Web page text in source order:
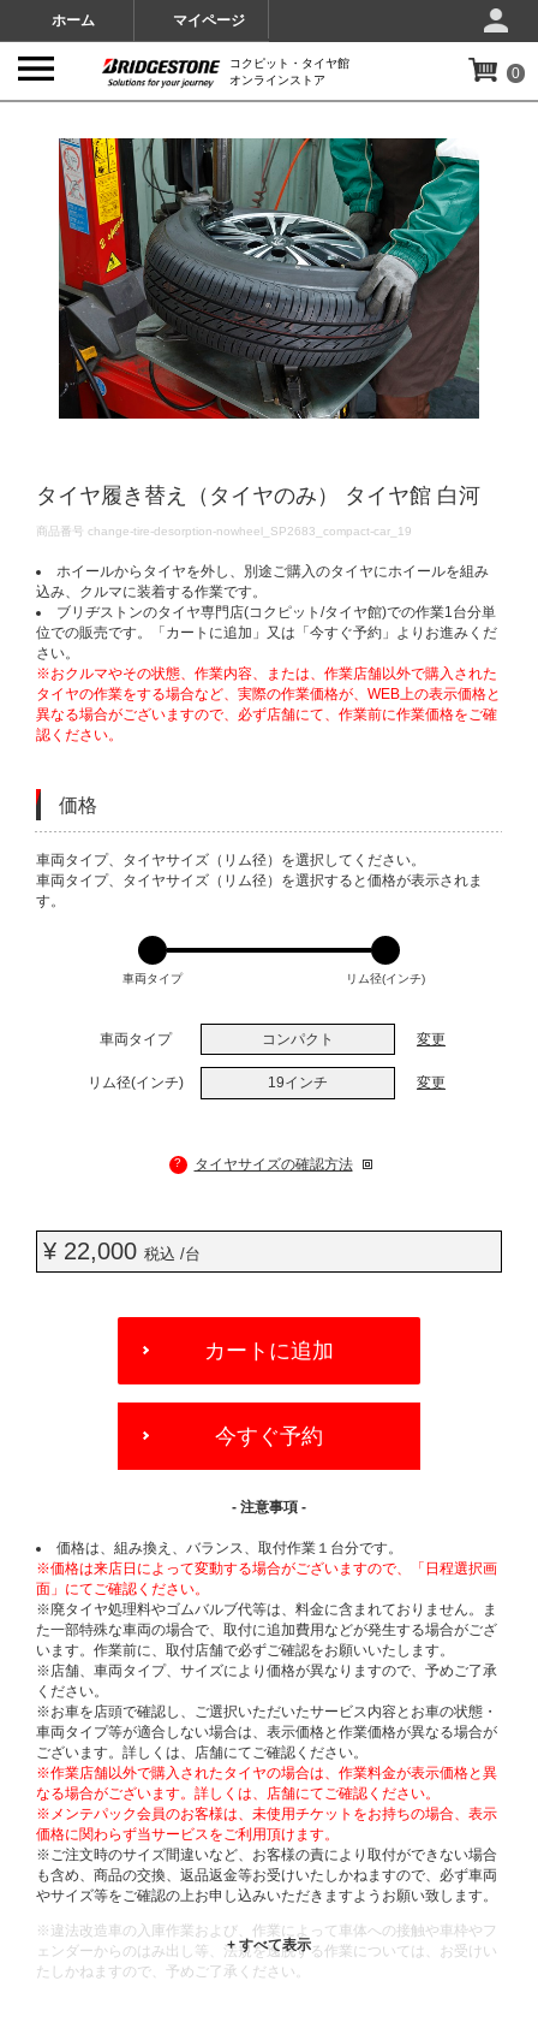
ホーム マイページ
コクピット・タイヤ館
オンラインストア
0
タイヤ履き替え（タイヤのみ） タイヤ館 白河
DETAILS
商品番号 change-tire-desorption-nowheel_SP2683_compact-car_19
ホイールからタイヤを外し、別途ご購入のタイヤにホイールを組み
込み、クルマに装着する作業です。
ブリヂストンのタイヤ専門店(コクピット/タイヤ館)での作業1台分単
位での販売です。「カートに追加」又は「今すぐ予約」よりお進みくだ
さい。
※おクルマやその状態、作業内容、または、作業店舗以外で購入された
タイヤの作業をする場合など、実際の作業価格が、WEB上の表示価格と
異なる場合がございますので、必ず店舗にて、作業前に作業価格をご確
認ください。
価格
VARIATIONS
車両タイプ、タイヤサイズ（リム径）を選択してください。
車両タイプ、タイヤサイズ（リム径）を選択すると価格が表示されま
す。
車両タイプ リム径(インチ)
車両タイプ コンパクト 変更
リム径(インチ) 19インチ 変更
? タイヤサイズの確認方法
¥ 22,000 税込 /台
OPTIONS
カートに追加
今すぐ予約
- 注意事項 -
価格は、組み換え、バランス、取付作業１台分です。
※価格は来店日によって変動する場合がございますので、「日程選択画
面」にてご確認ください。
※廃タイヤ処理料やゴムバルブ代等は、料金に含まれておりません。ま
た一部特殊な車両の場合で、取付に追加費用などが発生する場合がござ
います。作業前に、取付店舗で必ずご確認をお願いいたします。
※店舗、車両タイプ、サイズにより価格が異なりますので、予めご了承
ください。
※お車を店頭で確認し、ご選択いただいたサービス内容とお車の状態・
車両タイプ等が適合しない場合は、表示価格と作業価格が異なる場合が
ございます。詳しくは、店舗にてご確認ください。
※作業店舗以外で購入されたタイヤの場合は、作業料金が表示価格と異
なる場合がございます。詳しくは、店舗にてご確認ください。
※メンテパック会員のお客様は、未使用チケットをお持ちの場合、表示
価格に関わらず当サービスをご利用頂けます。
※ご注文時のサイズ間違いなど、お客様の責により取付ができない場合
も含め、商品の交換、返品返金等お受けいたしかねますので、必ず車両
やサイズ等をご確認の上お申し込みいただきますようお願い致します。
※違法改造車の入庫作業および、作業によって車体への接触や車枠やフ
ェンダーからのはみ出し等、法規を逸脱する作業については、お受けい
たしかねますので、予めご了承ください。